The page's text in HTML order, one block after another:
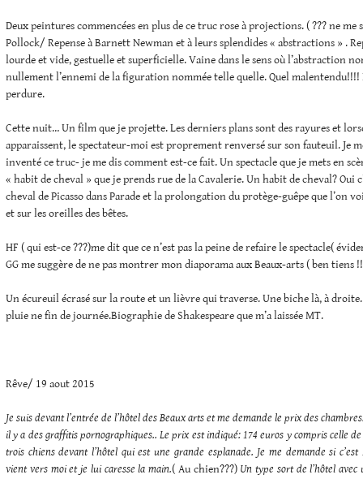
Deux peintures commencées en plus de ce truc rose à projections. ( ??? ne me
Pollock/ Repense à Barnett Newman et à leurs splendides « abstractions » .
lourde et vide, gestuelle et superficielle. Vaine dans le sens où l’abstraction
nullement l’ennemi de la figuration nommée telle quelle. Quel malentendu!!!!
perdure.
Cette nuit… Un film que je projette. Les derniers plans sont des rayures et
apparaissent, le spectateur-moi est proprement renversé sur son fauteuil. Je
inventé ce truc- je me dis comment est-ce fait. Un spectacle que je mets en
« habit de cheval » que je prends rue de la Cavalerie. Un habit de cheval? Oui
cheval de Picasso dans Parade et la prolongation du protège-guêpe que l’on
et sur les oreilles des bêtes.
HF ( qui est-ce ???)me dit que ce n’est pas la peine de refaire le spectacle(
GG me suggère de ne pas montrer mon diaporama aux Beaux-arts ( ben tiens
Un écureuil écrasé sur la route et un lièvre qui traverse. Une biche là, à droite.
pluie ne fin de journée.Biographie de Shakespeare que m’a laissée MT.
Rêve/ 19 aout 2015
Je suis devant l’entrée de l’hôtel des Beaux arts et me demande le prix des
il y a des graffitis pornographiques.. Le prix est indiqué: 174 euros y compris celle
trois chiens devant l’hôtel qui est une grande esplanade. Je me demande si c’est
vient vers moi et je lui caresse la main.( Au chien???)Un type sort de l’hôtel avec